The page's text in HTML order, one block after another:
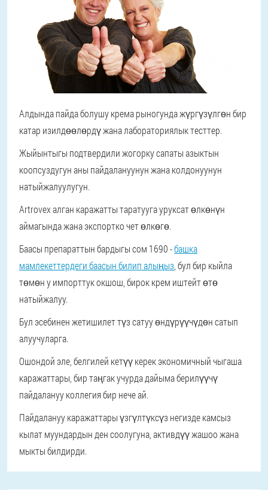
Алдында пайда болушу крема рыногунда жүргүзүлгөн бир
катар изилдөөлөрдү жана лабораториялык тесттер.
Жыйынтыгы подтвердили жогорку сапаты азыктын
коопсуздугун аны пайдалануунун жана колдонуунун
натыйжалуулугун.
Artrovex алган каражатты таратууга уруксат өлкөнүн
аймагында жана экспортко чет өлкөгө.
Баасы препараттын бардыгы сом 1690 -башка
мамлекеттердеги баасын билип алыңыз , бул бир кыйла
төмөн у импорттук окшош, бирок крем иштейт өтө
натыйжалуу.
Бул эсебинен жетишилет түз сатуу өндүрүүчүдөн сатып
алуучуларга.
Ошондой эле, белгилей кетүү керек экономичный чыгаша
каражаттары, бир таңгак учурда дайыма берилүүчү
пайдалануу коллегия бир нече ай.
Пайдалануу каражаттары үзгүлтүксүз негизде камсыз
кылат муундардын ден соолугуна, активдүү жашоо жана
мыкты билдирди.